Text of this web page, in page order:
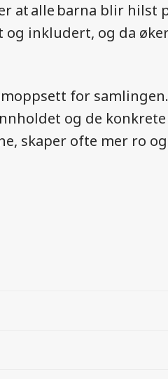
at alle barna blir hilst
og inkludert, og da
for
og de
skaper ofte mer ro